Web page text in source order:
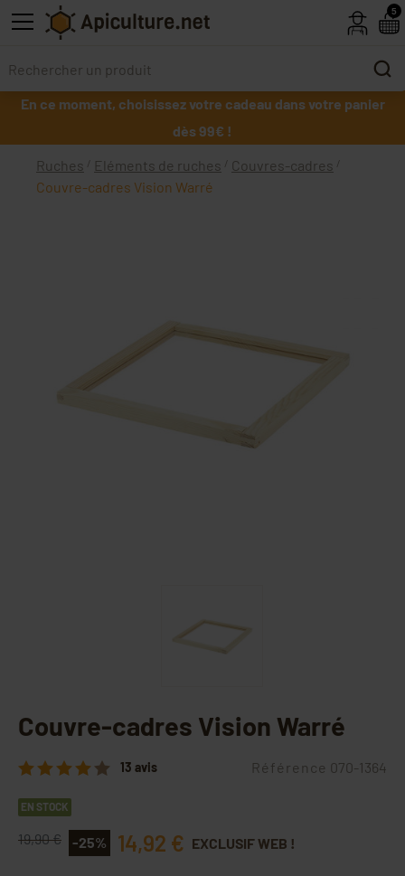
Skip to main content
En ce moment, choisissez votre cadeau dans votre panier
dès 99€ !
Ruches Eléments de ruches
Couvres-cadres
Couvre-cadres Vision Warré
Couvre-cadres Vision Warré
13 avis Référence 070-1364
EN STOCK
19,90 € -25% 14,92 € EXCLUSIF WEB !
5